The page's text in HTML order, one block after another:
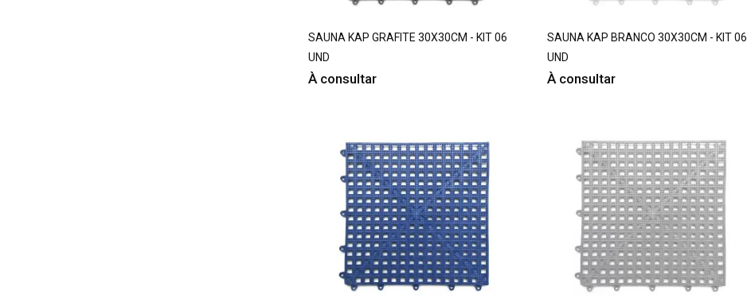
SAUNA KAP GRAFITE 30X30CM - KIT 06
UND
À consultar
SAUNA KAP BRANCO 30X30CM - KIT 06
UND
À consultar